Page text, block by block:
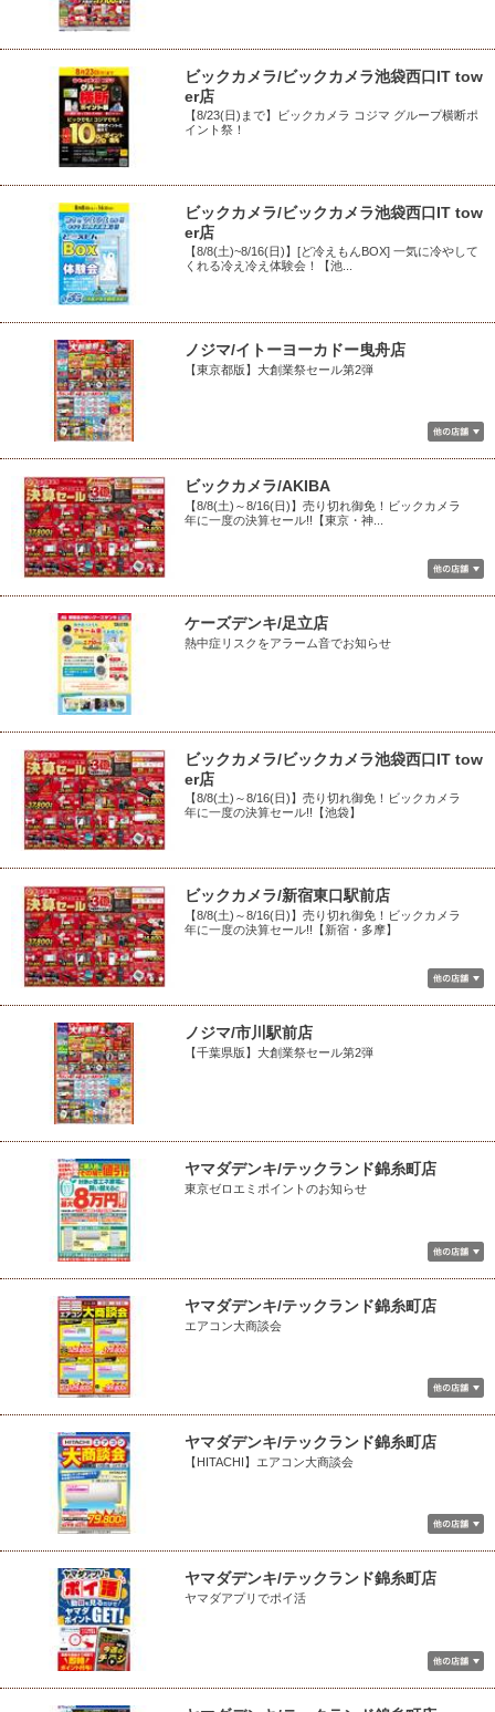
ビックカメラ/ビックカメラ池袋西口IT tow
er店
【8/23(日)まで】ビックカメラ コジマ グループ横断ポ
イント祭！
ビックカメラ/ビックカメラ池袋西口IT tow
er店
【8/8(土)~8/16(日)】[ど冷えもんBOX] 一気に冷やして
くれる冷え冷え体験会！【池...
ノジマ/イトーヨーカドー曳舟店
【東京都版】大創業祭セール第2弾
ビックカメラ/AKIBA
【8/8(土)～8/16(日)】売り切れ御免！ビックカメラ
年に一度の決算セール!!【東京・神...
ケーズデンキ/足立店
熱中症リスクをアラーム音でお知らせ
ビックカメラ/ビックカメラ池袋西口IT tow
er店
【8/8(土)～8/16(日)】売り切れ御免！ビックカメラ
年に一度の決算セール!!【池袋】
ビックカメラ/新宿東口駅前店
【8/8(土)～8/16(日)】売り切れ御免！ビックカメラ
年に一度の決算セール!!【新宿・多摩】
ノジマ/市川駅前店
【千葉県版】大創業祭セール第2弾
ヤマダデンキ/テックランド錦糸町店
東京ゼロエミポイントのお知らせ
ヤマダデンキ/テックランド錦糸町店
エアコン大商談会
ヤマダデンキ/テックランド錦糸町店
【HITACHI】エアコン大商談会
ヤマダデンキ/テックランド錦糸町店
ヤマダアプリでポイ活